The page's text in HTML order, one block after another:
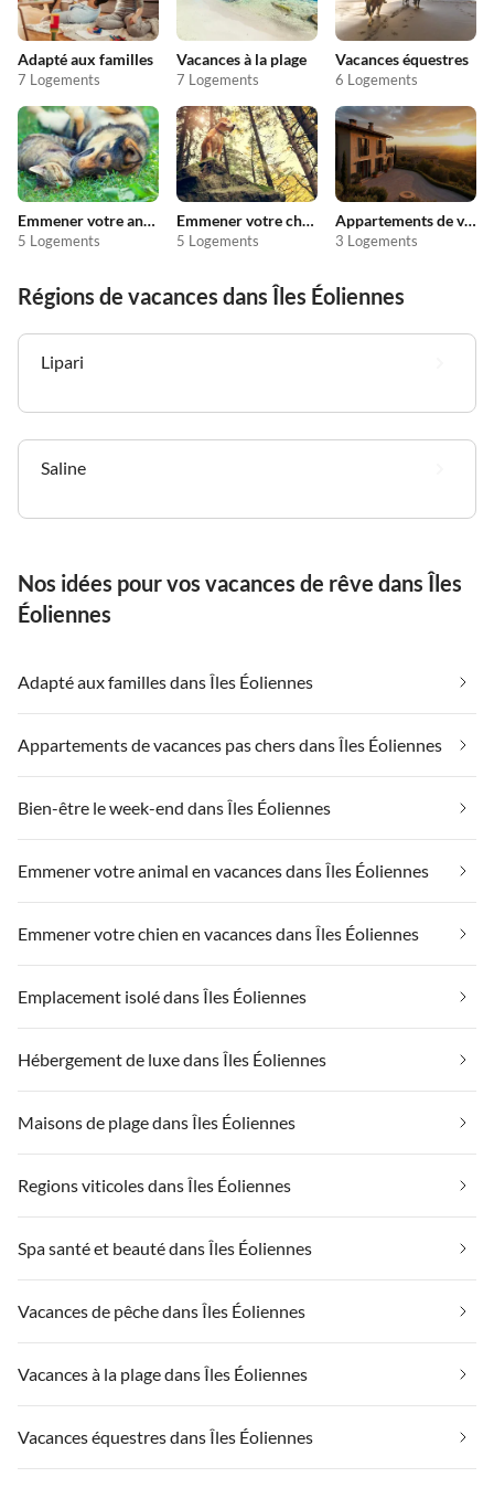
Adapté aux familles
7 Logements
Vacances à la plage
7 Logements
Vacances équestres
6 Logements
Emmener votre animal en vacances
5 Logements
Emmener votre chien en vacances
5 Logements
Appartements de vacances pas chers
3 Logements
Régions de vacances dans Îles Éoliennes
Lipari
Saline
Nos idées pour vos vacances de rêve dans Îles
Éoliennes
Adapté aux familles dans Îles Éoliennes
Appartements de vacances pas chers dans Îles Éoliennes
Bien-être le week-end dans Îles Éoliennes
Emmener votre animal en vacances dans Îles Éoliennes
Emmener votre chien en vacances dans Îles Éoliennes
Emplacement isolé dans Îles Éoliennes
Hébergement de luxe dans Îles Éoliennes
Maisons de plage dans Îles Éoliennes
Regions viticoles dans Îles Éoliennes
Spa santé et beauté dans Îles Éoliennes
Vacances de pêche dans Îles Éoliennes
Vacances à la plage dans Îles Éoliennes
Vacances équestres dans Îles Éoliennes